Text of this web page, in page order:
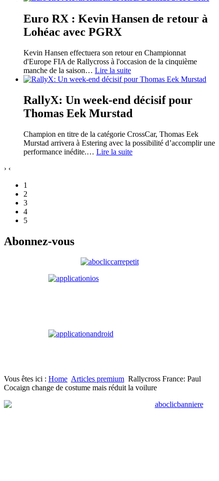
Euro RX : Kevin Hansen de retour à
Lohéac avec PGRX
Kevin Hansen effectuera son retour en Championnat
d'Europe FIA de Rallycross à l'occasion de la cinquième
manche de la saison… Lire la suite
RallyX: Un week-end décisif pour
Thomas Eek Murstad
Champion en titre de la catégorie CrossCar, Thomas Eek
Murstad arrivera à Estering avec la possibilité d’accomplir une
performance inédite.… Lire la suite
› ‹
1
2
3
4
5
Abonnez-vous
Vous êtes ici : Home Articles premium Rallycross France: Paul
Cocaign change de costume mais réduit la voilure